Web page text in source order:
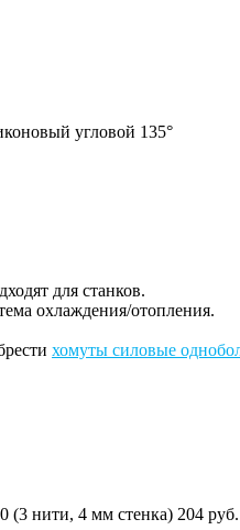
угловой 135°
для станков.
охлаждения/отопления.
хомуты силовые
(3 нити, 4 мм стенка) 204 руб.